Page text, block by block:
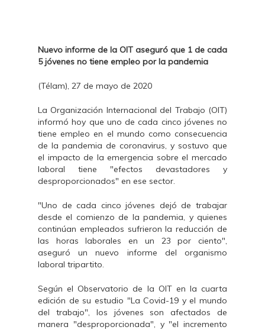
Nuevo informe de la OIT aseguró que 1 de cada
5 jóvenes no tiene empleo por la pandemia
(Télam), 27 de mayo de 2020
La Organización Internacional del Trabajo (OIT)
informó hoy que uno de cada cinco jóvenes no
tiene empleo en el mundo como consecuencia
de la pandemia de coronavirus, y sostuvo que
el impacto de la emergencia sobre el mercado
laboral tiene "efectos devastadores y
desproporcionados" en ese sector.
"Uno de cada cinco jóvenes dejó de trabajar
desde el comienzo de la pandemia, y quienes
continúan empleados sufrieron la reducción de
las horas laborales en un 23 por ciento",
aseguró un nuevo informe del organismo
laboral tripartito.
Según el Observatorio de la OIT en la cuarta
edición de su estudio "La Covid-19 y el mundo
del trabajo", los jóvenes son afectados de
manera "desproporcionada", y "el incremento